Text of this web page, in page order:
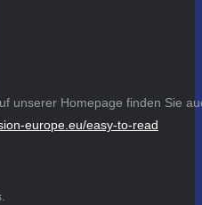
unserer Homepage finden Sie
europe.eu/easy-to-read